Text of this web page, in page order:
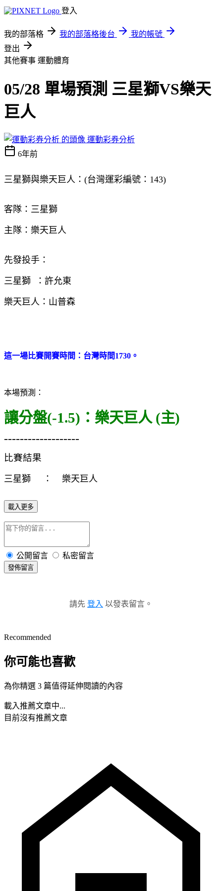
登入
我的部落格 我的部落格後台
我的帳號
登出
其他賽事 運動體育
05/28 單場預測 三星獅VS樂天
巨人
運動彩券分析
6年前
三星獅與樂天巨人：(台灣運彩編號：143)
客隊：三星獅
主隊：樂天巨人
先發投手：
三星獅 ：許允東
樂天巨人：山普森
這一場比賽開賽時間：台灣時間1730。
本場預測：
讓分盤(-1.5)：樂天巨人 (主)
-------------------
比賽結果
三星獅 ： 樂天巨人
載入更多
公開留言 私密留言
發佈留言
請先 登入 以發表留言。
Recommended
你可能也喜歡
為你精選 3 篇值得延伸閱讀的內容
載入推薦文章中...
目前沒有推薦文章